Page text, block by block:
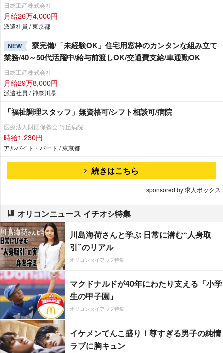
日総工産株式会社
月給26万4,000円
派遣社員 / 東京都
NEW
寮完備/「未経験OK」住宅用窓枠のカンタンな組み立て
業務/40～50代活躍中/給与前渡しOK/交通費支給/車通勤OK
日総工産株式会社
月給29万8,000円
派遣社員 / 神奈川県
「福祉調理スタッフ」無資格可/シフト相談可/病院
医療法人財団保養会 竹丘病院
時給1,230円
アルバイト・パート / 東京都
続きはこちら
sponsored by 求人ボックス
オリコンニュース イチオシ特集
川島海荷さんと学ぶ 日常に潜む“人身取
引”のリアル
オリコンタイアップ特集
マクドナルドが40年にわたり支える「小学
生の甲子園」
オリコンタイアップ特集
イケメンてんこ盛り！尊すぎる男子の純情
ラブに胸キュン